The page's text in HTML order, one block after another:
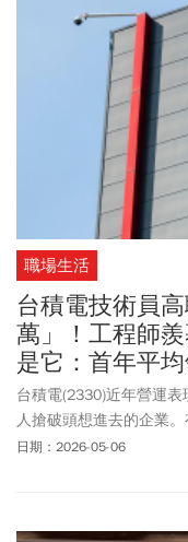
職場生活
台積電技術員
萬」！工程師
是它：首年平
台積電(2330)近年營運
人搶破頭想進去的企業
31職等員工，領薪水之
日期：2026-05-06